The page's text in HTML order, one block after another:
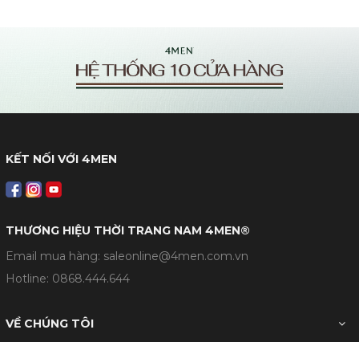
KẾT NỐI VỚI 4MEN
THƯƠNG HIỆU THỜI TRANG NAM 4MEN®
Email mua hàng: saleonline@4men.com.vn
Hotline: 0868.444.644
VỀ CHÚNG TÔI